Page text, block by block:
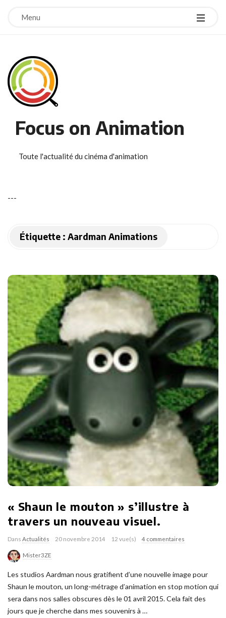
Menu
Focus on Animation
Toute l'actualité du cinéma d'animation
---
Étiquette : Aardman Animations
« Shaun le mouton » s’illustre à
travers un nouveau visuel.
Dans Actualités 20 novembre 2014 12 vue(s) 4 commentaires
Mister3ZE
Les studios Aardman nous gratifient d’une nouvelle image pour
Shaun le mouton, un long-métrage d’animation en stop motion qui
sera dans nos salles obscures dès le 01 avril 2015. Cela fait des
jours que je cherche dans mes souvenirs à …